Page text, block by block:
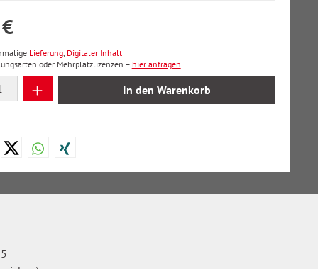
Lieferung, Digitaler Inhalt
oder Mehrplatzlizenzen – hier anfragen
Anzahl: Gib den gewünschten Wert ein
In den Warenkorb